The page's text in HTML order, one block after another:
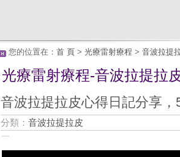
您的位置在： 首 頁 > 光療雷射療程 > 音波拉提
光療雷射療程-音波拉提拉
音波拉提拉皮心得日記分享
分類： 音波拉提拉皮